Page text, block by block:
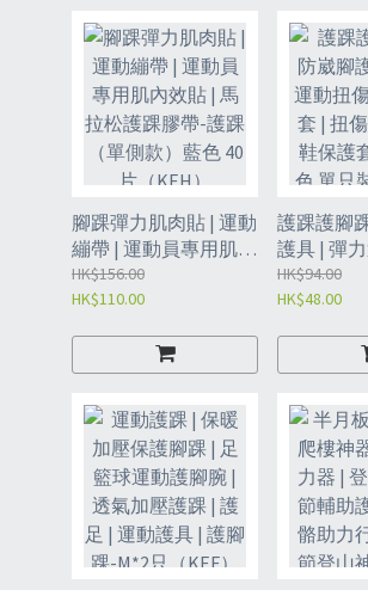
腳踝彈力肌肉貼 | 運動
繃帶 | 運動員專用肌內
效貼 | 馬拉松護踝膠
帶-護踝（單側款）藍
HK$156.00
HK$110.00
護踝護腳
護具 | 彈
帶保護套 |
穿鞋保護
碼：35~40
（JIJ）
HK$94.00
HK$48.00